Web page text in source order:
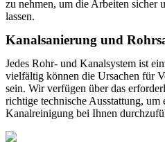
zu nehmen, um die Arbeiten sicher
lassen.
Kanalsanierung und
Jedes Rohr- und Kanalsystem ist
vielfältig können die Ursachen für
sein. Wir verfügen über das
richtige technische Ausstattung, um
Kanalreinigung bei Ihnen